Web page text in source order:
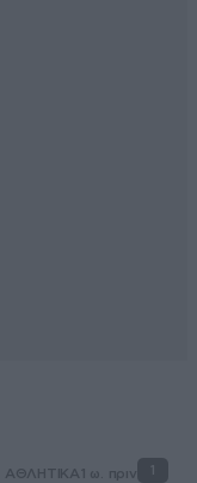
ΑΘΛΗΤΙΚΑ 1 ω. πριν 1